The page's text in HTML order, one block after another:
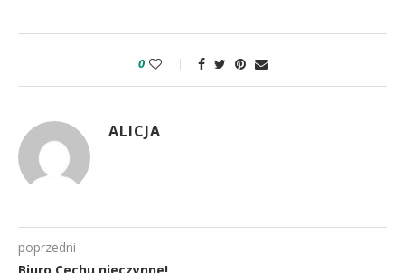
0
ALICJA
poprzedni
Biuro Cechu nieczynne!